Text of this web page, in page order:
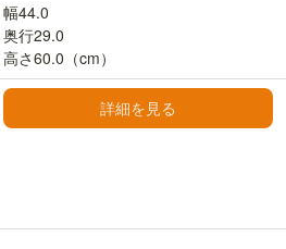
耐荷重
りの移動棚と底板はそれぞれ10kgの耐荷
幅44.0
奥行29.0
高さ60.0（cm）
詳細を見る